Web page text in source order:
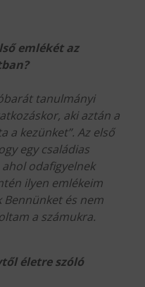
emlékét az
tanulmányi
aki aztán a
a kezünket”. Az első
egy családias
odafigyelnek
ilyen emlékeim
és nem
a számukra.
életre szóló